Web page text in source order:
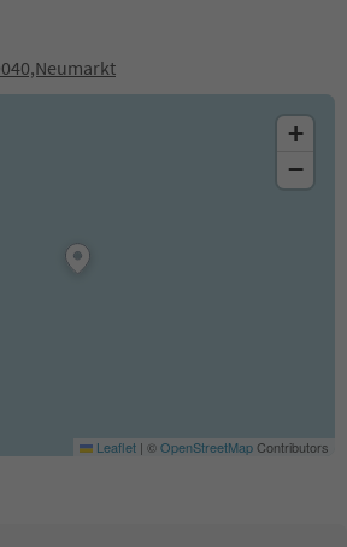
+
−
Leaflet | ©OpenStreetMapContributors